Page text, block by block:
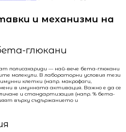
и механизми на
глюкани
полисахариди — най-вече бета-глюкани
молекули. В лабораторни условия тези
клетки (напр. макрофаги,
в имунната активация. Важно е да се
и стандартизация (напр. % бета-
върху съдържанието и